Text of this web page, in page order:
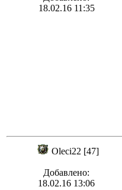
18.02.16 11:35
Oleci22 [47]
Добавлено:
18.02.16 13:06